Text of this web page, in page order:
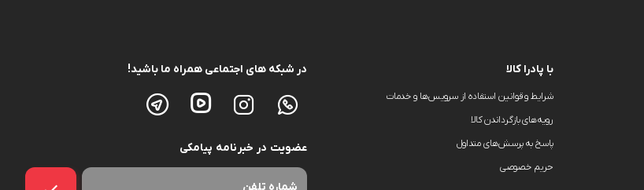
با پادرا کالا
شرایط و قوانین استفاده از سرویس‌ها و خدمات
رویه‌های بازگرداندن کالا
پاسخ به پرسش‌های متداول
حریم خصوصی
در شبکه های اجتماعی همراه ما باشید!
عضویت در خبرنامه پیامکی